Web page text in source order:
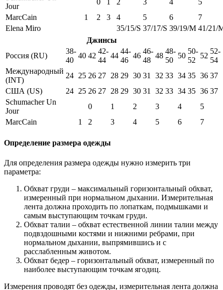
Jour
0 1 2 3 4
5
MarcCain
1 2 3 4 5 6
7
Elena Miro
35/15/S 37/17/S 39/19/M 41/21/
Джинсы
Россия (RU)
38-
40
40 42
42-
44
44
44-
46
46
46-
48
48
48-
50
50
50-
52
52
52-
54
Международный
(INT)
24 25 26 27 28 29 30 31 32 33 34 35 36 37
США (US)
24 25 26 27 28 29 30 31 32 33 34 35 36 37
Schumacher Un
Jour
0 1 2 3 4
5
MarcCain
1 2 3 4 5 6 7
Определение размера одежды
Для определения размера одежды нужно измерить три
параметра:
Обхват груди – максимальный горизонтальный обхват,
измеренный при нормальном дыхании. Измерительная
лента должна проходить по лопаткам, подмышками и
самым выступающим точкам груди.
Обхват талии – обхват естественной линии талии между
подвздошными костями и нижними ребрами, при
нормальном дыхании, выпрямившись и с
расслабленным животом.
Обхват бедер – горизонтальный обхват, измеренный по
наиболее выступающим точкам ягодиц.
Измерения проводят без одежды, измерительная лента должна